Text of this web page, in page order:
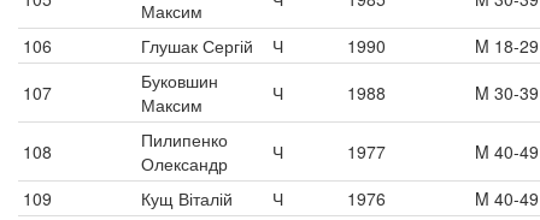
Максим
106
Глушак Сергій Ч 1990
M 18-29
107
Буковшин
Максим
Ч 1988 M 30-39
108
Пилипенко
Олександр
Ч 1977
M 40-49
109
Кущ Віталій Ч 1976
M 40-49